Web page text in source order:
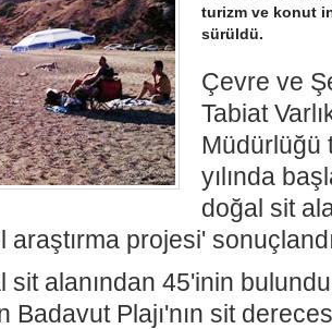
turizm ve konut
sürüldü.
Çevre ve
Tabiat
Müdürlüğü
yılında
doğal sit
araştırma projesi'
sit alanından 45'inin
Badavut Plajı'nın sit